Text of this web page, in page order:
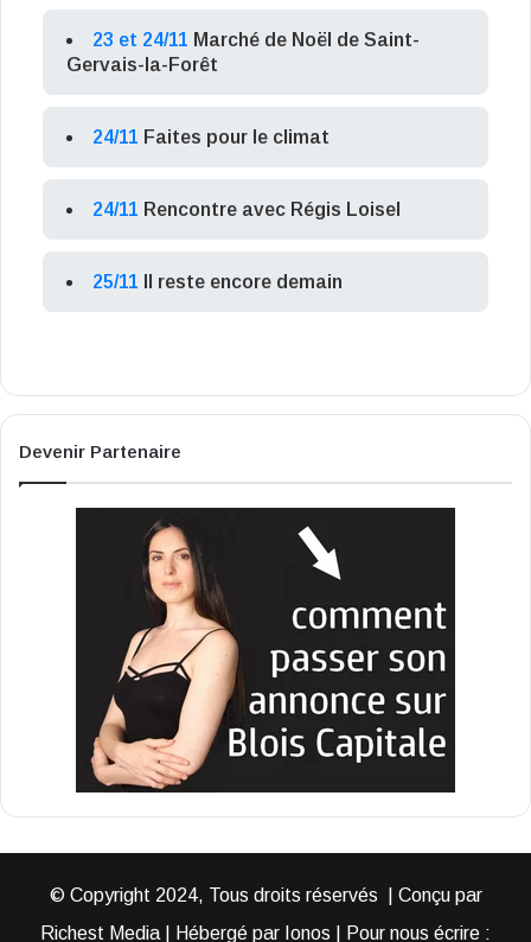
23 et 24/11 Marché de Noël de Saint-
Gervais-la-Forêt
24/11 Faites pour le climat
24/11 Rencontre avec Régis Loisel
25/11 Il reste encore demain
Devenir Partenaire
© Copyright 2024, Tous droits réservés | Conçu par
Richest Media | Hébergé par Ionos | Pour nous écrire :